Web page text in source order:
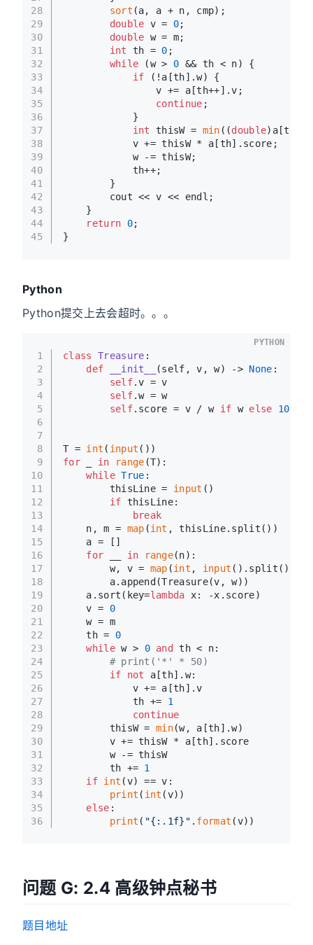
28
29
30
31
32
33
34
35
36
37
38
39
40
41
42
43
44
45
sort (a, a + n, cmp);
double v = 0;
double w = m;
int th = 0 ;
while (w > 0 && th < n) {
if (!a[th].w) {
                v += a[th++].v;
continue ;
            }
int
thisW = min ((double
            v += thisW * a[th].score;
            w -= thisW;
            th++;
        }
        cout << v << endl;
    }
return
0;
}
Python
Python提交上去会超时。。。
1
2
3
4
5
6
7
8
9
10
11
12
13
14
15
16
17
18
19
20
21
22
23
24
25
26
27
28
29
30
31
32
33
34
35
36
class Treasure :
def
__init__ (self, v, w) -> None :
self.v = v
self.w = w
self.score = v / w if w else
T = int ( input ())
for _ in range (T):
while True :
        thisLine =
input ()
if thisLine:
break
    n, m =
map (int , thisLine.split())
    a = []
for
in range(n):
        w, v =
map (int , input ().split())
        a.append(Treasure(v, w))
    a.sort(key=
lambda x: -x.score)
    v =
0
    w = m
    th =
0
while w > 0 and
th < n:
# print('*' * 50)
if
not a[th].w:
            v += a[th].v
            th +=
1
continue
        thisW =
min(w, a[th].w)
        v += thisW * a[th].score
        w -= thisW
        th +=
1
if int (v) == v:
print ( int (v))
else :
print ( "{:.1f}" . format (v))
PYTHON
问题 G: 2.4 高级钟点秘书
题目地址